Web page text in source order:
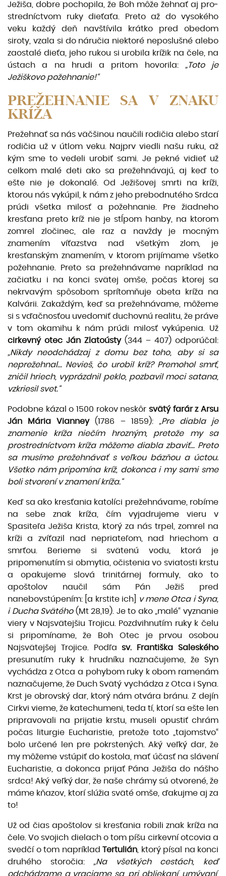
Ježiša, dobre pochopila, že Boh môže žehnať aj pro­
stredníctvom ruky dieťaťa. Preto až do vysokého
veku každý deň navštívila krátko pred obedom
siroty, vzala si do náručia niektoré neposlušné alebo
zaostalé dieťa, jeho rukou si urobila krížik na čele, na
ústach a na hrudi a pritom hovorila: „Toto je
Ježiškovo požehnanie!“
PREŽEHNANIE SA V ZNAKU
KRÍŽA
Prežehnať sa nás väčšinou naučili rodičia alebo starí
rodičia už v útlom veku. Najprv viedli našu ruku, až
kým sme to vedeli urobiť sami. Je pekné vidieť už
celkom malé deti ako sa prežehnávajú, aj keď to
ešte nie je dokonalé. Od Ježišovej smrti na kríži,
ktorou nás vykúpil, k nám z jeho prebodnu­tého Srdca
prúdi všetka milosť a požehnanie. Pre žiadneho
kresťana preto kríž nie je stĺpom hanby, na ktorom
zomrel zločinec, ale raz a navždy je mocným
znamením víťazstva nad všetkým zlom, je
kresťanským znamením, v ktorom prijímame všetko
požehnanie. Preto sa prežehnávame napríklad na
začiatku i na konci svätej omše, počas ktorej sa
nekrvavým spôsobom sprítomňuje obeta kríža na
Kalvárii. Zakaždým, keď sa prežehnávame, môžeme
si s vďačnosťou uvedomiť duchovnú realitu, že práve
v tom okamihu k nám prúdi milosť vykúpenia. Už
cirkevný otec Ján Zlatoústy (344 – 407) od­porúčal:
„Nikdy neodchádzaj z domu bez toho, aby si sa
neprežehnal... Nevieš, čo urobil kríž? Premohol smrť,
zničil hriech, vyprázdnil peklo, pozbavil moci satana,
vzkriesil svet.“
Podobne kázal o 1500 rokov neskôr svätý farár z Arsu
Ján Mária Vianney(1786 – 1859): „Pre diabla je
znamenie kríža niečím hrozným, pretože my sa
prostredníctvom kríža môžeme diabla zbaviť... Preto
sa musíme prežehnávať s veľkou bázňou a úctou.
Všetko nám pripomína kríž, dokonca i my sami sme
boli stvorení v znamení kríža.“
Keď sa ako kresťania katolíci prežehnávame, robíme
na sebe znak kríža, čím vyjadrujeme vieru v
Spasiteľa Ježiša Krista, ktorý za nás trpel, zomrel na
kríži a zvíťazil nad nepriateľom, nad hriechom a
smrťou. Berieme si svätenú vodu, ktorá je
pripomenutím si obmytia, očistenia vo sviatosti krstu
a opakujeme slová trinitárnej formuly, ako to
apoštolov naučil sám Pán Ježiš pred
nanebovstúpením: [a krstite ich]
v mene Otca i Syna,
i Ducha Svätého(Mt 28,19). Je to ako „malé“ vyznanie
viery v Naj­svätejšiu Trojicu. Pozdvihnutím ruky k čelu
si pripomíname, že Boh Otec je prvou osobou
Najsvätej­šej Trojice. Podľasv. Františka Saleského
presunutím ruky k hrudníku naznačujeme, že Syn
vychá­dza z Otca a pohybom ruky k obom ramenám
naznačujeme, že Duch Svätý vychádza z Otca i Syna.
Krst je obrovský dar, ktorý nám otvára bránu. Z dejín
Cirkvi vieme, že katechumeni, teda tí, ktorí sa ešte len
pripravovali na prijatie krstu, museli opustiť chrám
počas liturgie Eucharistie, pretože toto „tajomstvo“
bolo určené len pre pokrstených. Aký veľký dar, že
my môžeme vstúpiť do kostola, mať účasť na slávení
Eucharistie, a dokonca prijať Pána Ježiša do nášho
srdca! Aký veľký dar, že naše chrá­my sú otvorené, že
máme kňazov, ktorí slúžia sväté omše, ďakujme aj za
to!
Už od čias apoštolov si kresťania robili znak kríža na
čele. Vo svojich dielach o tom píšu cirkevní otcovia a
svedčí o tom napríklad Tertulián, ktorý písal na konci
druhého storočia:„Na všetkých cestách, keď
odchádzame a vraciame sa, pri obliekaní, umývaní,